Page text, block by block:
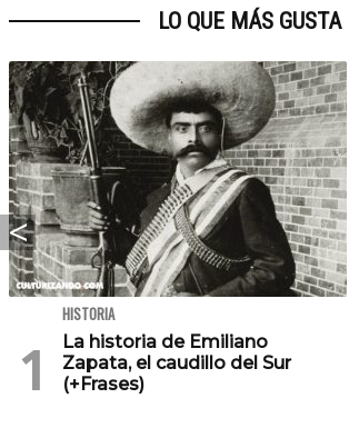
LO QUE MÁS GUSTA
HISTORIA
La historia de Emiliano
Zapata, el caudillo del Sur
(+Frases)